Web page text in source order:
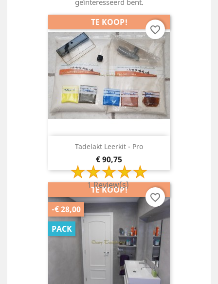
geïnteresseerd bent.
Tadelakt Leerkit - Pro
Prijs
€ 90,75
1 Review(s)
TE KOOP!
favorite_border
TE KOOP!
-€ 28,00
PACK
favorite_border